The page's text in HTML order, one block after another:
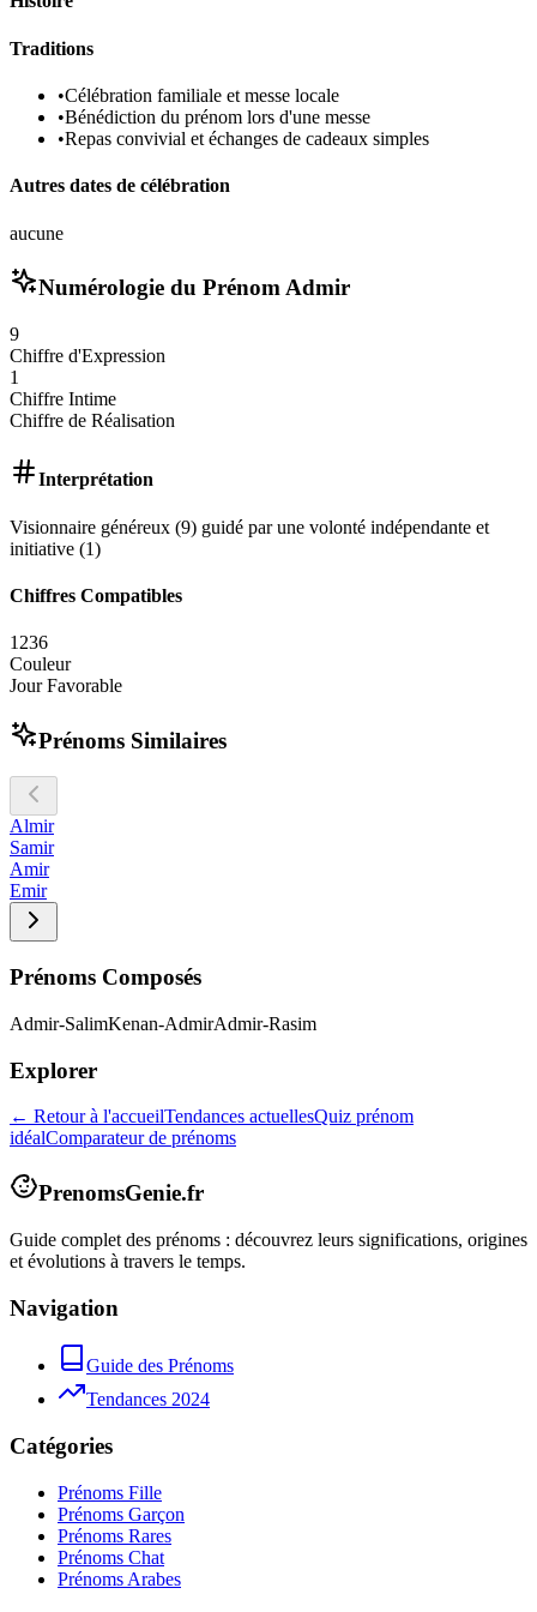
Traditions
•Célébration familiale et messe locale
•Bénédiction du prénom lors d'une messe
•Repas convivial et échanges de cadeaux simples
Autres dates de célébration
aucune
Numérologie du PrénomAdmir
9
Chiffre d'Expression
1
Chiffre Intime
Chiffre de Réalisation
Interprétation
Visionnaire généreux (9) guidé par une volonté indépendante et
initiative (1)
Chiffres Compatibles
1 236
Couleur
Jour Favorable
Prénoms Similaires
Almir
Samir
Amir
Emir
Prénoms Composés
Admir-SalimKenan-AdmirAdmir-Rasim
Explorer
← Retour à l'accueilTendances actuellesQuiz prénom
idéalComparateur de prénoms
PrenomsGenie.fr
Guide complet des prénoms : découvrez leurs significations, origines
et évolutions à travers le temps.
Navigation
Guide des Prénoms
Tendances 2024
Catégories
Prénoms Fille
Prénoms Garçon
Prénoms Rares
Prénoms Chat
Prénoms Arabes